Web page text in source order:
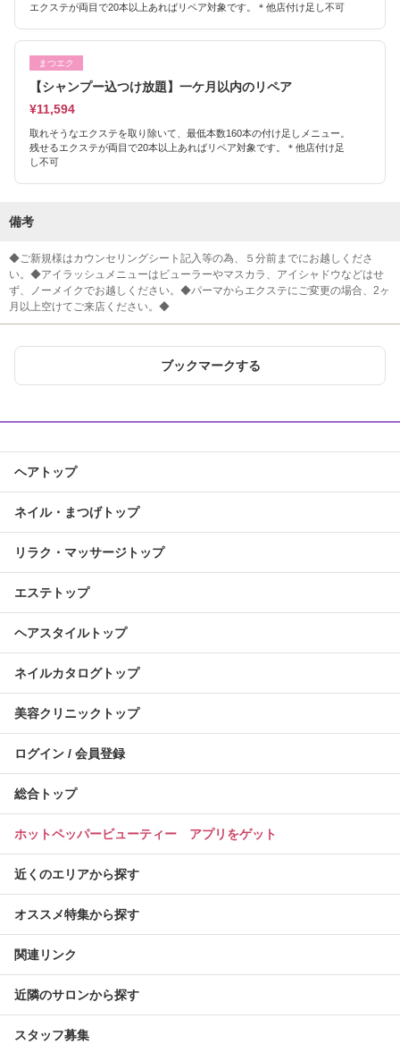
エクステが両目で20本以上あればリペア対象です。＊他店付け足し不可
まつエク
【シャンプー込つけ放題】一ケ月以内のリペア
¥11,594
取れそうなエクステを取り除いて、最低本数160本の付け足しメニュー。
残せるエクステが両目で20本以上あればリペア対象です。＊他店付け足
し不可
備考
◆ご新規様はカウンセリングシート記入等の為、５分前までにお越しくださ
い。◆アイラッシュメニューはビューラーやマスカラ、アイシャドウなどはせ
ず、ノーメイクでお越しください。◆パーマからエクステにご変更の場合、2ヶ
月以上空けてご来店ください。◆
ブックマークする
ヘアトップ
ネイル・まつげトップ
リラク・マッサージトップ
エステトップ
ヘアスタイルトップ
ネイルカタログトップ
美容クリニックトップ
ログイン / 会員登録
総合トップ
ホットペッパービューティー アプリをゲット
近くのエリアから探す
オススメ特集から探す
関連リンク
近隣のサロンから探す
スタッフ募集